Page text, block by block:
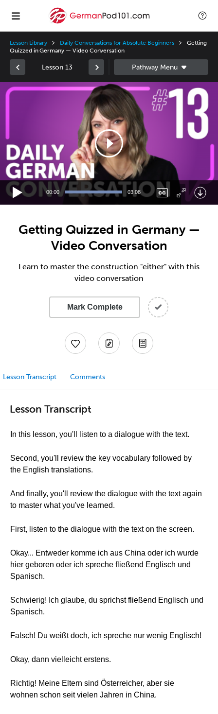
Lesson Library Daily Conversations for Absolute Beginners
Getting
Quizzed in Germany — Video Conversation
Lesson 13
Video
Player
00:00 03:08
Getting Quizzed in Germany —
Video Conversation
Learn to master the construction "either" with this
video conversation
Mark Complete
Lesson Transcript Comments
Lesson Transcript
In this lesson, you'll listen to a dialogue with the text.
Second, you'll review the key vocabulary followed by
the English translations.
And finally, you'll review the dialogue with the text again
to master what you've learned.
First, listen to the dialogue with the text on the screen.
Okay... Entweder komme ich aus China oder ich wurde
hier geboren oder ich spreche fließend Englisch und
Spanisch.
Schwierig! Ich glaube, du sprichst fließend Englisch und
Spanisch.
Falsch! Du weißt doch, ich spreche nur wenig Englisch!
Okay, dann vielleicht erstens.
Richtig! Meine Eltern sind Österreicher, aber sie
wohnen schon seit vielen Jahren in China.